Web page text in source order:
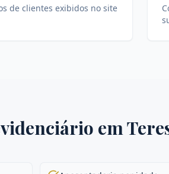
de clientes exibidos no site
em